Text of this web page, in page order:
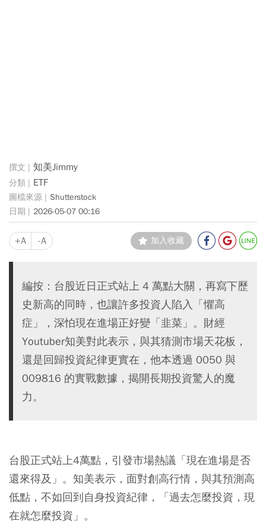
知美Jimmy
ETF
Shutterstock
2026-05-07 00:16
+A -A 加入收藏
編按：台股近日正式站上 4 萬點大關，再寫下歷
史新高的同時，也讓許多投資人陷入「懼高
症」，深怕現在進場正好變「韭菜」。財經
Youtuber知美對此表示，與其猜測市場天花板，
還是回歸投資紀律更實在，他本透過 0050 與
009816 的實戰數據，揭開長期投資驚人的魔
力。
台股正式站上4萬點，引發市場熱議「現在進場是否
還來得及」。知美表示，面對創高行情，與其預測高
低點，不如回到自身投資紀律，「過去怎麼投資，現
在就怎麼投資」。